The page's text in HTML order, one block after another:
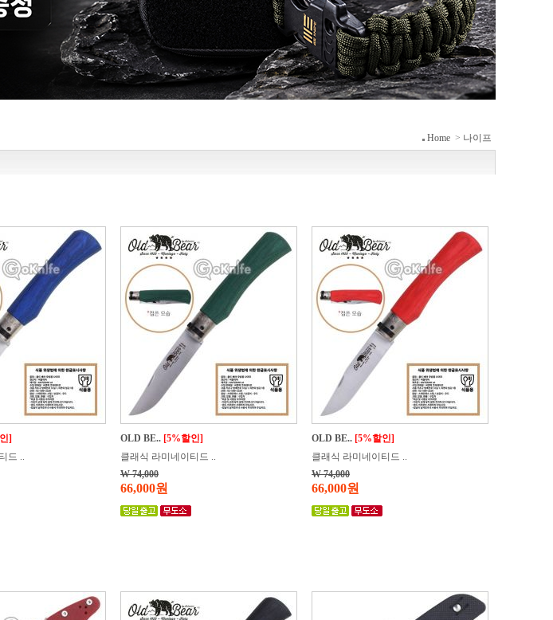
Home > 나이프
]
드 ..
OLD BE.. [5%할인]
클래식 라미네이티드 ..
W 74,000
66,000원
OLD BE.. [5%할인]
클래식 라미네이티드 ..
W 74,000
66,000원